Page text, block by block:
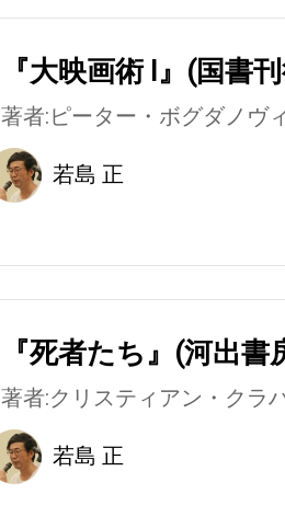
『大映画術 Ⅰ』(国書
著者:ピーター・ボグダノヴ
若島 正
『死者たち』(河出書
著者:クリスティアン・クラ
若島 正